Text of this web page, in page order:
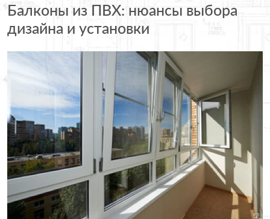
Балконы из ПВХ: нюансы выбора
дизайна и установки